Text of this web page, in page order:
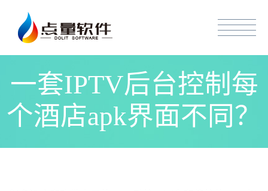
一套IPTV后台控制每
个酒店apk界面不同？